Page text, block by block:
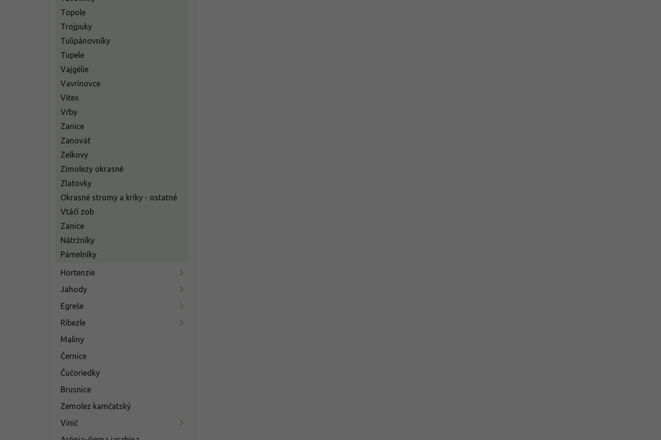
Topole
Trojpuky
Tulipánovníky
Tupele
Vajgélie
Vavrínovce
Vitex
Vŕby
Zanice
Zanoväť
Zelkovy
Zimolezy okrasné
Zlatovky
Okrasné stromy a kríky - ostatné
Vtáčí zob
Zanice
Nátržníky
Pámelníky
Hortenzie
Jahody
Egreše
Ríbezle
Maliny
Černice
Čučoriedky
Brusnice
Zemolez kamčatský
Vinič